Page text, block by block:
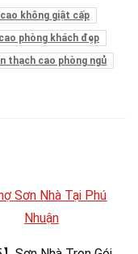
không giật cấp
phòng khách đẹp
thạch cao phòng ngủ